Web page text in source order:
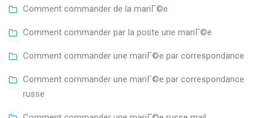
Comment commander de la mariГ©e
Comment commander par la poste une mariГ©e
Comment commander une mariГ©e par correspondance
Comment commander une mariГ©e par correspondance
russe